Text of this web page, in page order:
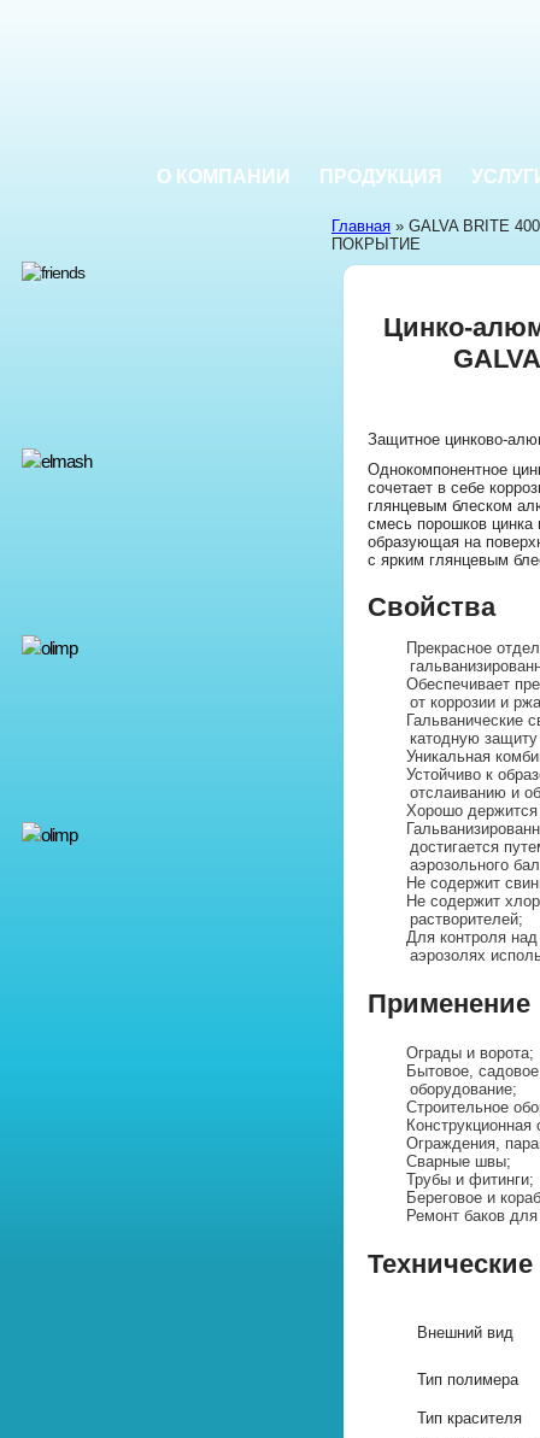
О КОМПАНИИ ПРОДУКЦИЯ
Главная » GALVA BRITE
ПОКРЫТИЕ
Цинко-
Защитное цинково-
Однокомпонентное
сочетает в себе
глянцевым блеском
смесь порошков
образующая на
с ярким глянцевым
Свойства
Прекрасное
Обеспечивает
от коррозии и
Гальванические
катодную
Уникальная
Устойчиво к
отслаиванию и
Хорошо держится
достигается
аэрозольного
Не содержит
Не содержит
растворителей;
Для контроля
аэрозолях
Применение
Ограды и ворота;
Бытовое,
оборудование;
Строительное
Конструкционная
Ограждения,
Сварные швы;
Трубы и фитинги;
Береговое и
Ремонт баков
Внешний вид
Тип полимера
Тип красителя